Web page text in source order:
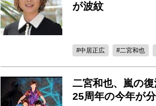
が波紋
中居正広 二宮和也
二宮和也、嵐の
25周年の今年が